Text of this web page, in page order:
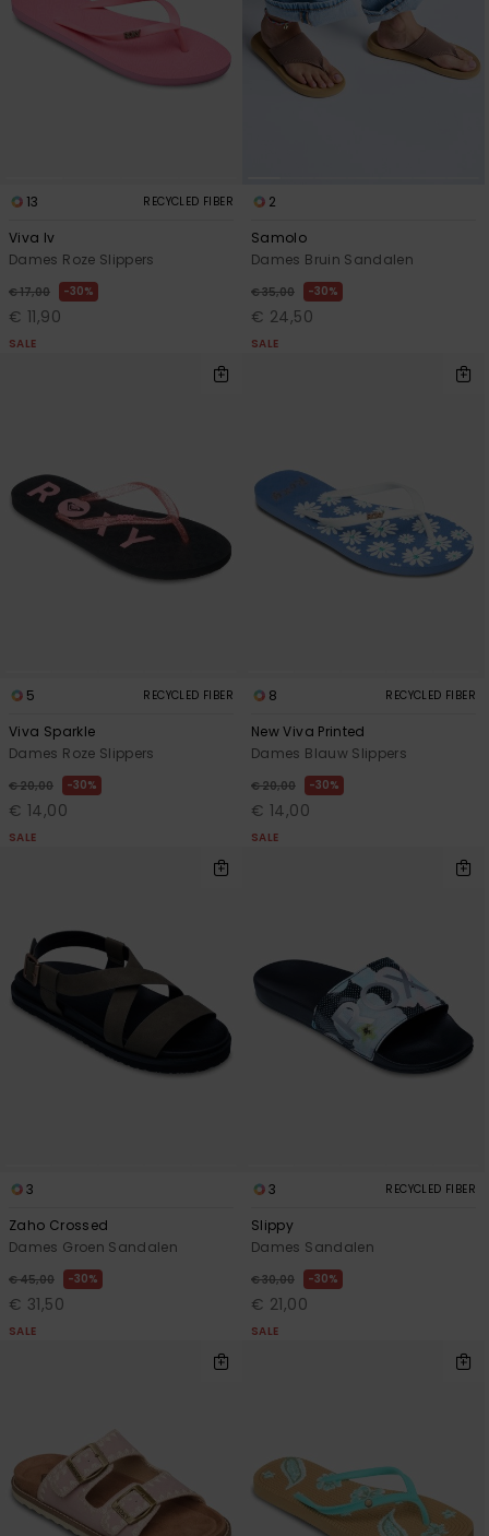
13 RECYCLED FIBER
Viva Iv
Dames Roze Slippers
€ 17,00 30%
€ 11,90
SALE
2
Samolo
Dames Bruin Sandalen
€ 35,00 30%
€ 24,50
SALE
5 RECYCLED FIBER
Viva Sparkle
Dames Roze Slippers
€ 20,00 30%
€ 14,00
SALE
8 RECYCLED FIBER
New Viva Printed
Dames Blauw Slippers
€ 20,00 30%
€ 14,00
SALE
3
Zaho Crossed
Dames Groen Sandalen
€ 45,00 30%
€ 31,50
SALE
3 RECYCLED FIBER
Slippy
Dames Sandalen
€ 30,00 30%
€ 21,00
SALE